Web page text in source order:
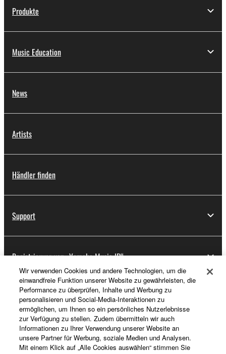
Produkte
Music Education
News
Artists
Händler finden
Support
Registrierung von „Yamaha Music ID“
Über Yamaha
Deutschland - German
Wir verwenden Cookies und andere Technologien, um die
einwandfreie Funktion unserer Website zu gewährleisten, die
Performance zu überprüfen, Inhalte und Werbung zu
personalisieren und Social-Media-Interaktionen zu
ermöglichen, um Ihnen so ein persönliches Nutzerlebnisse
zur Verfügung zu stellen. Zudem übermitteln wir auch
Informationen zu Ihrer Verwendung unserer Website an
unsere Partner für Werbung, soziale Medien und Analysen.
Mit einem Klick auf „Alle Cookies auswählen“ stimmen Sie